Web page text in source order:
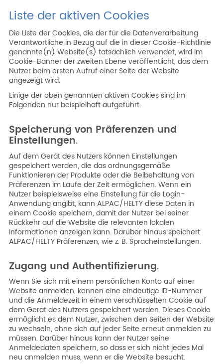
Liste der aktiven Cookies
Die Liste der Cookies, die der für die Datenverarbeitung
Verantwortliche in Bezug auf die in dieser Cookie-Richtlinie
genannte(n) Website(s) tatsächlich verwendet, wird im
Cookie-Banner der zweiten Ebene veröffentlicht, das dem
Nutzer beim ersten Aufruf einer Seite der Website
angezeigt wird.
Einige der oben genannten aktiven Cookies sind im
Folgenden nur beispielhaft aufgeführt.
Speicherung von Präferenzen und
Einstellungen.
Auf dem Gerät des Nutzers können Einstellungen
gespeichert werden, die das ordnungsgemäße
Funktionieren der Produkte oder die Beibehaltung von
Präferenzen im Laufe der Zeit ermöglichen. Wenn ein
Nutzer beispielsweise eine Einstellung für die Login-
Anwendung angibt, kann ALPAC/HELTY diese Daten in
einem Cookie speichern, damit der Nutzer bei seiner
Rückkehr auf die Website die relevanten lokalen
Informationen anzeigen kann. Darüber hinaus speichert
ALPAC/HELTY Präferenzen, wie z. B. Spracheinstellungen.
Zugang und Authentifizierung.
Wenn Sie sich mit einem persönlichen Konto auf einer
Website anmelden, können eine eindeutige ID-Nummer
und die Anmeldezeit in einem verschlüsselten Cookie auf
dem Gerät des Nutzers gespeichert werden. Dieses Cookie
ermöglicht es dem Nutzer, zwischen den Seiten der Website
zu wechseln, ohne sich auf jeder Seite erneut anmelden zu
müssen. Darüber hinaus kann der Nutzer seine
Anmeldedaten speichern, so dass er sich nicht jedes Mal
neu anmelden muss, wenn er die Website besucht.